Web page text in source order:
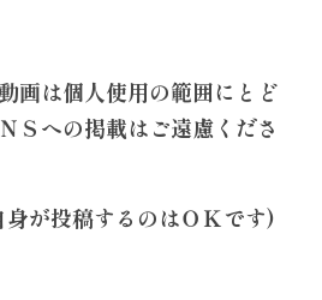
画は個人使用の範囲にとど
Ｓへの掲載はご遠慮くださ
が投稿するのはＯＫです)